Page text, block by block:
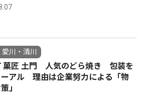
川・清川
菓匠 土門 人気のどら焼き 包装を
ーアル 理由は企業努力による「物
」